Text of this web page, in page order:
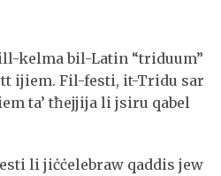
kelma bil-Latin “triduum”
ijiem. Fil-festi, it-Tridu sar
ta’ tħejjija li jsiru qabel
li jiċċelebraw qaddis jew